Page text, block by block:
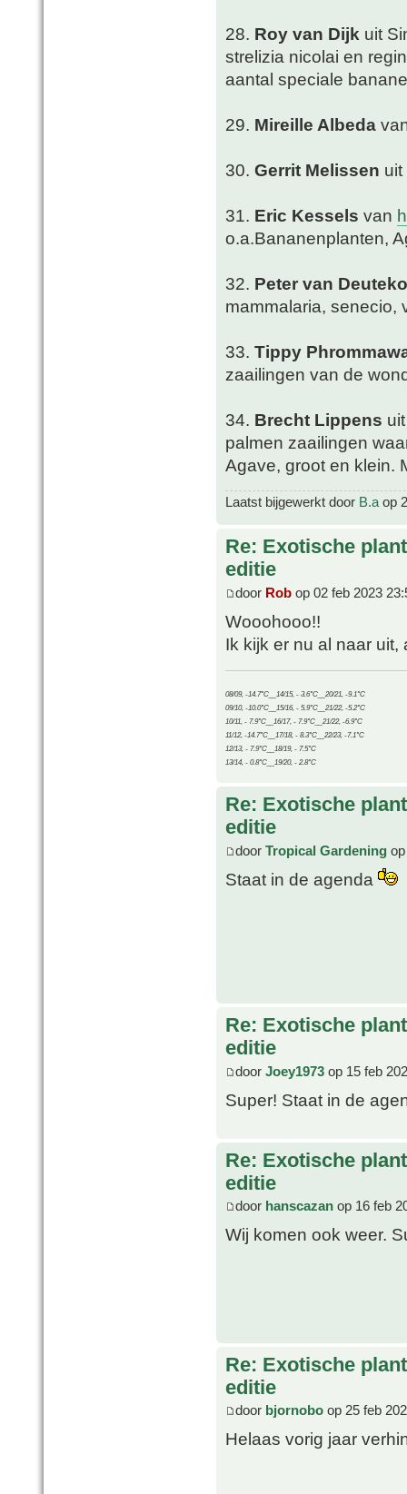
28. Roy van Dijk uit
strelizia nicolai en
aantal speciale
29. Mireille Albeda
30. Gerrit Melissen
31. Eric Kessels van
o.a.Bananenplanten,
32. Peter van
mammalaria, senecio,
33. Tippy
zaailingen van de
34. Brecht Lippens
palmen zaailingen
Agave, groot en klein.
Laatst bijgewerkt door B.a op
Re: Exotische
editie
door Rob op 02 feb 2023
Wooohooo!!
Ik kijk er nu al naar
08/09, -14.7°C__14/15, - 3.6°C__20/21, -9.1°C
09/10, -10.0°C__15/16, - 5.9°C__21/22, -5.2°C
10/11, - 7.9°C__16/17, - 7.9°C__21/22, -6.9°C
11/12, -14.7°C__17/18, - 8.3°C__22/23, -7.1°C
12/13, - 7.9°C__18/19, - 7.5°C
13/14, - 0.8°C__19/20, - 2.8°C
Re: Exotische
editie
door Tropical Gardening
Staat in de agenda
Re: Exotische
editie
door Joey1973 op 15 feb
Super! Staat in de
Re: Exotische
editie
door hanscazan op 16 feb
Wij komen ook weer.
Re: Exotische
editie
door bjornobo op 25 feb
Helaas vorig jaar